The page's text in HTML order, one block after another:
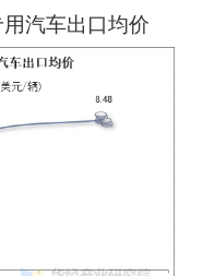
汽车出口均价